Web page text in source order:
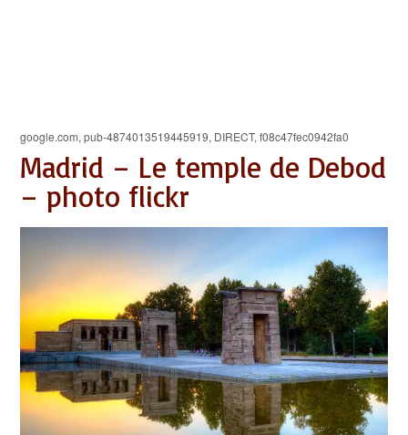
google.com, pub-4874013519445919, DIRECT, f08c47fec0942fa0
Madrid – Le temple de Debod
– photo flickr